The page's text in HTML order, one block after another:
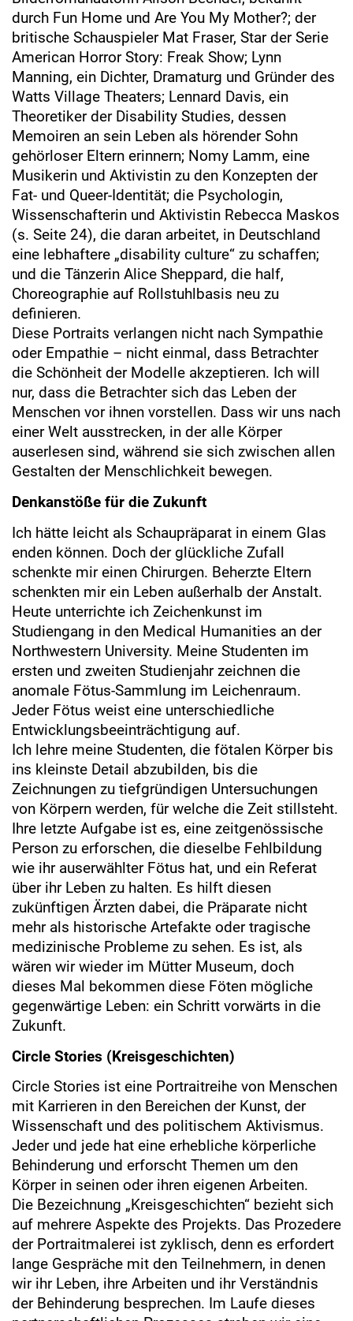
durch Fun Home und Are You My Mother?; der
britische Schauspieler Mat Fraser, Star der Serie
American Horror Story: Freak Show; Lynn
Manning, ein Dichter, Dramaturg und Gründer des
Watts Village Theaters; Lennard Davis, ein
Theoretiker der Disability Studies, dessen
Memoiren an sein Leben als hörender Sohn
gehörloser Eltern erinnern; Nomy Lamm, eine
Musikerin und Aktivistin zu den Konzepten der
Fat- und Queer-Identität; die Psychologin,
Wissenschafterin und Aktivistin Rebecca Maskos
(s. Seite 24), die daran arbeitet, in Deutschland
eine lebhaftere „disability culture“ zu schaffen;
und die Tänzerin Alice Sheppard, die half,
Choreographie auf Rollstuhlbasis neu zu
definieren.
Diese Portraits verlangen nicht nach Sympathie
oder Empathie – nicht einmal, dass Betrachter
die Schönheit der Modelle akzeptieren. Ich will
nur, dass die Betrachter sich das Leben der
Menschen vor ihnen vorstellen. Dass wir uns nach
einer Welt ausstrecken, in der alle Körper
auserlesen sind, während sie sich zwischen allen
Gestalten der Menschlichkeit bewegen.
Denkanstöße für die Zukunft
Ich hätte leicht als Schaupräparat in einem Glas
enden können. Doch der glückliche Zufall
schenkte mir einen Chirurgen. Beherzte Eltern
schenkten mir ein Leben außerhalb der Anstalt.
Heute unterrichte ich Zeichenkunst im
Studiengang in den Medical Humanities an der
Northwestern University. Meine Studenten im
ersten und zweiten Studienjahr zeichnen die
anomale Fötus-Sammlung im Leichenraum.
Jeder Fötus weist eine unterschiedliche
Entwicklungsbeeinträchtigung auf.
Ich lehre meine Studenten, die fötalen Körper bis
ins kleinste Detail abzubilden, bis die
Zeichnungen zu tiefgründigen Untersuchungen
von Körpern werden, für welche die Zeit stillsteht.
Ihre letzte Aufgabe ist es, eine zeitgenössische
Person zu erforschen, die dieselbe Fehlbildung
wie ihr auserwählter Fötus hat, und ein Referat
über ihr Leben zu halten. Es hilft diesen
zukünftigen Ärzten dabei, die Präparate nicht
mehr als historische Artefakte oder tragische
medizinische Probleme zu sehen. Es ist, als
wären wir wieder im Mütter Museum, doch
dieses Mal bekommen diese Föten mögliche
gegenwärtige Leben: ein Schritt vorwärts in die
Zukunft.
Circle Stories (Kreisgeschichten)
Circle Stories ist eine Portraitreihe von Menschen
mit Karrieren in den Bereichen der Kunst, der
Wissenschaft und des politischem Aktivismus.
Jeder und jede hat eine erhebliche körperliche
Behinderung und erforscht Themen um den
Körper in seinen oder ihren eigenen Arbeiten.
Die Bezeichnung „Kreisgeschichten“ bezieht sich
auf mehrere Aspekte des Projekts. Das Prozedere
der Portraitmalerei ist zyklisch, denn es erfordert
lange Gespräche mit den Teilnehmern, in denen
wir ihr Leben, ihre Arbeiten und ihr Verständnis
der Behinderung besprechen. Im Laufe dieses